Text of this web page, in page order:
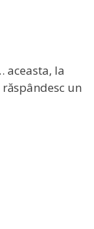
aceasta, la
un